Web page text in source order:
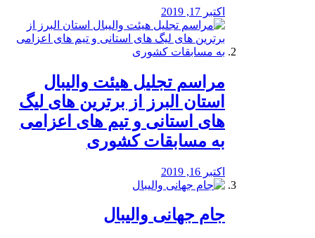
اکتبر 17, 2019
مراسم تجلیل هیئت والیبال
استان البرز از برترین های لیگ
های استانی و تیم های اعزامی
به مسابقات کشوری
اکتبر 16, 2019
جام جهانی والیبال